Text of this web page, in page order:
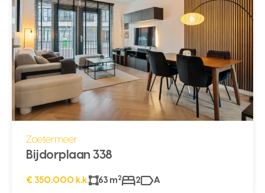
Zoetermeer
Bijdorplaan 338
€ 350.000 k.k. 63 m2 2 A